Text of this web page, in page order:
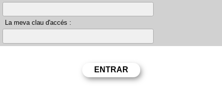
La meva clau d'accés :